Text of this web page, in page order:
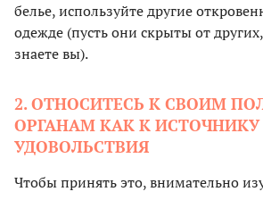
белье, используйте другие
одежде (пусть они скрыты от
знаете вы).
2. ОТНОСИТЕСЬ К СВОИМ
ОРГАНАМ КАК К ИСТОЧНИКУ
УДОВОЛЬСТВИЯ
Чтобы принять это, внимательно